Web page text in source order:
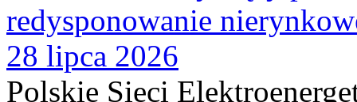
redysponowanie
28 lipca 2026
Polskie Sieci